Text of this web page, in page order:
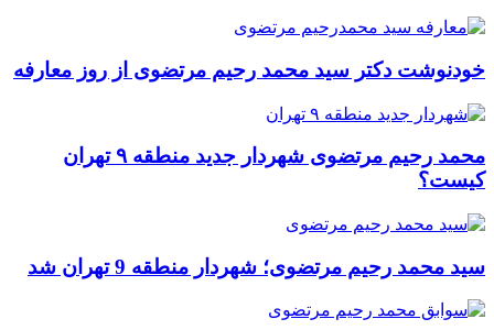
خودنوشت دکتر سید محمد رحیم مرتضوی از روز معارفه
محمد رحیم مرتضوی شهردار جدید منطقه ۹ تهران
کیست؟
سید محمد رحیم مرتضوی؛ شهردار منطقه 9 تهران شد